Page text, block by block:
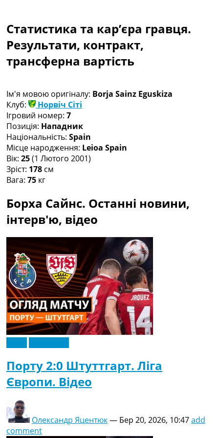
Чемпіонат Світу
Україна. Прем’єр-Ліга
Україна. Перша Ліга
Ліга Чемпіонів
Ще Турніри >>>
Таблиці
Чемпіонат Світу. Турнирні таблиці
Таблиця УПЛ
Перша Ліга
Таблиця АПЛ
Таблиця Ла Ліги
Таблиця Ліги Чемпіонів
Всі таблиці >>>
Рейтинг країн УЄФА
Рейтинг клубів УЄФА
Рейтинг ФІФА
Телепрограма
RU
UA
Categories
Головна
Новини футболу
Відео
Новини футболу України
Футбольні трансфери
Останні коментарі
Конкурс прогнозів
Логін
Рейтінги
Турніри
Чемпіонат Світу
Статистика та кар’єра гравця.
Результати, контракт,
трансферна вартість
Ім'я мовою оригіналу: Borja Sainz Eguskiza
Клуб:
Норвіч Сіті
Ігровий номер: 7
Позиція: Нападник
Національність: Spain
Місце народження: Leioa Spain
Вік: 25(1 Лютого 2001)
Зріст: 178 см
Вага: 75 кг
Борха Сайнс. Останні новини,
інтерв'ю, відео
Порту 2:0 Штуттгарт. Ліга
Європи. Відео
Олександр Яцентюк— Бер 20, 2026, 10:47add
comment